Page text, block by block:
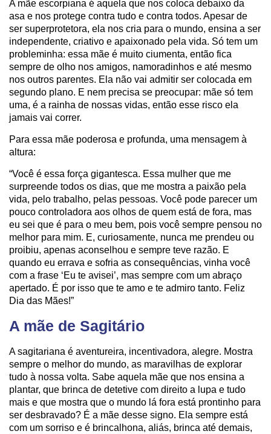
A mãe escorpiana é aquela que nos coloca debaixo da
asa e nos protege contra tudo e contra todos. Apesar de
ser superprotetora, ela nos cria para o mundo, ensina a ser
independente, criativo e apaixonado pela vida. Só tem um
probleminha: essa mãe é muito ciumenta, então fica
sempre de olho nos amigos, namoradinhos e até mesmo
nos outros parentes. Ela não vai admitir ser colocada em
segundo plano. E nem precisa se preocupar: mãe só tem
uma, é a rainha de nossas vidas, então esse risco ela
jamais vai correr.
Para essa mãe poderosa e profunda, uma mensagem à
altura:
“Você é essa força gigantesca. Essa mulher que me
surpreende todos os dias, que me mostra a paixão pela
vida, pelo trabalho, pelas pessoas. Você pode parecer um
pouco controladora aos olhos de quem está de fora, mas
eu sei que é para o meu bem, pois você sempre pensou no
melhor para mim. E, curiosamente, nunca me prendeu ou
proibiu, apenas aconselhou e sempre teve razão. E
quando eu errava e sofria as consequências, vinha você
com a frase ‘Eu te avisei’, mas sempre com um abraço
apertado. É por isso que te amo e te admiro tanto. Feliz
Dia das Mães!”
A mãe de Sagitário
A sagitariana é aventureira, incentivadora, alegre. Mostra
sempre o melhor do mundo, as maravilhas de explorar
tudo à nossa volta. Sabe aquela mãe que nos ensina a
plantar, que brinca de detetive com direito a lupa e tudo
mais e que mostra que o mundo lá fora está prontinho para
ser desbravado? É a mãe desse signo. Ela sempre está
com um sorriso e é brincalhona, aliás, brinca até demais,